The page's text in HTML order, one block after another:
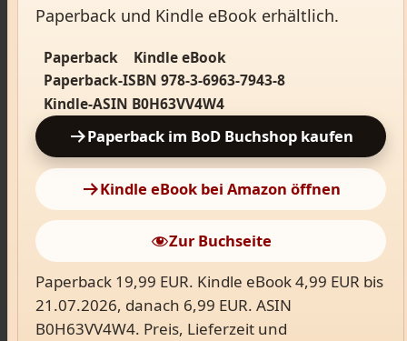
Paperback und Kindle eBook erhältlich.
Paperback
Kindle eBook
Paperback-ISBN 978-3-6963-7943-8
Kindle-ASIN B0H63VV4W4
Paperback im BoD Buchshop kaufen
Kindle eBook bei Amazon öffnen
Zur Buchseite
Paperback 19,99 EUR. Kindle eBook 4,99 EUR bis
21.07.2026, danach 6,99 EUR. ASIN
B0H63VV4W4. Preis, Lieferzeit und